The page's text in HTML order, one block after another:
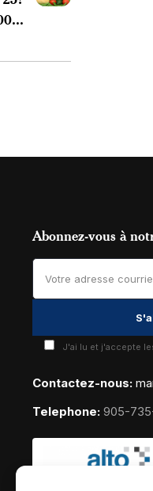
Abonnez-vous à
J'ai lu et j'accepte
Contactez-nous:
Telephone: 905-